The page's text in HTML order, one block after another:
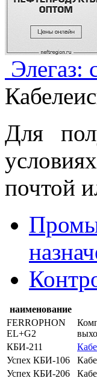
Элегаз:
Для
почтой
наименование
FERROPHON
EL+G2
КБИ-211
Успех КБИ-106
Успех КБИ-206